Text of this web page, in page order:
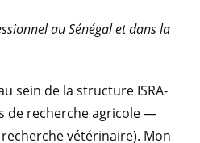
au Sénégal et dans la
sein de la structure ISRA-
de recherche agricole —
vétérinaire). Mon